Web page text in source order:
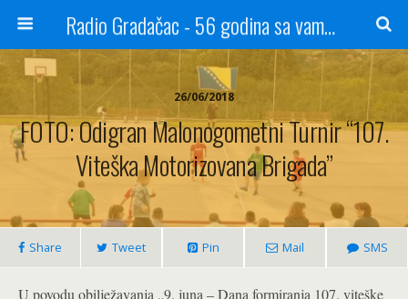
Radio Gradačac - 56 godina sa vama...
26/06/2018
FOTO: Odigran Malonogometni Turnir “107.
Viteška Motorizovana Brigada”
Share Tweet Pin Mail SMS
U povodu obilježavanja „9. juna – Dana formiranja 107. viteške